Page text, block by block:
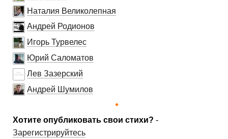
Наталия Великолепная
Андрей Родионов
Игорь Турвелес
Юрий Саломатов
Лев Зазерский
Андрей Шумилов
Хотите опубликовать свои стихи? -
Зарегистрируйтесь